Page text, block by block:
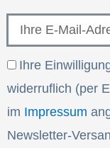
EmailIhre
widerruflich (per
im Impressum
Newsletter-